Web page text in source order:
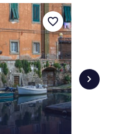
favorite_border
chevron_right